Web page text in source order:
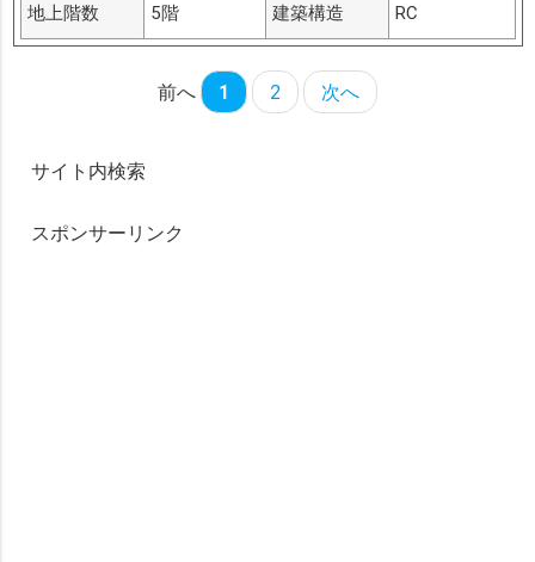
地上階数 5階 建築構造 RC
前へ 1 2 次へ
サイト内検索
スポンサーリンク